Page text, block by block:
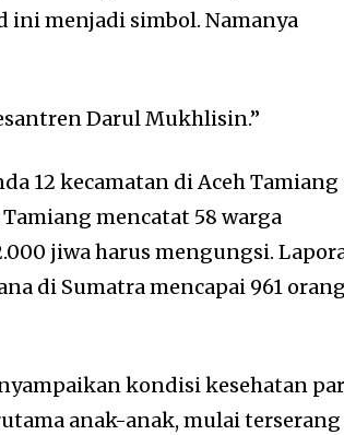
ini menjadi simbol. Namanya
Darul Mukhlisin.”
12 kecamatan di Aceh Tamiang
mencatat 58 warga
jiwa harus mengungsi.
di Sumatra mencapai 961 orang
kondisi kesehatan
anak-anak, mulai terserang